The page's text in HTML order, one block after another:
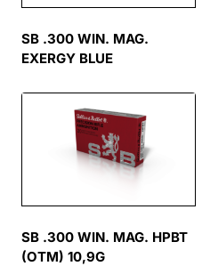
SB .300 WIN. MAG.
EXERGY BLUE
SB .300 WIN. MAG. HPBT
(OTM) 10,9G